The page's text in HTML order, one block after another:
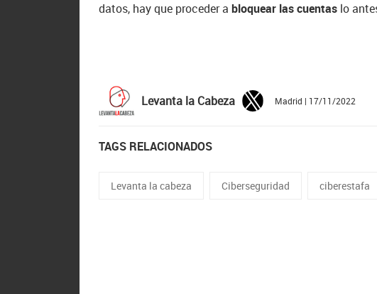
datos, hay que proceder abloquear las cuentas lo
Levanta la Cabeza Madrid | 17/11/2022
TAGS RELACIONADOS
Levanta la cabeza Ciberseguridad ciberestafa